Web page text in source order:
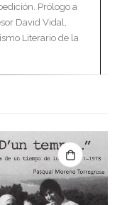
Prólogo a
David Vidal,
Literario de la